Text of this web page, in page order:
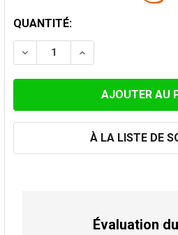
STOCK
ACTUEL:
QUANTITÉ:
DIMINUER LA QUANTITÉ DE
AUGMENTER LA
À LA LISTE DE
Évaluation